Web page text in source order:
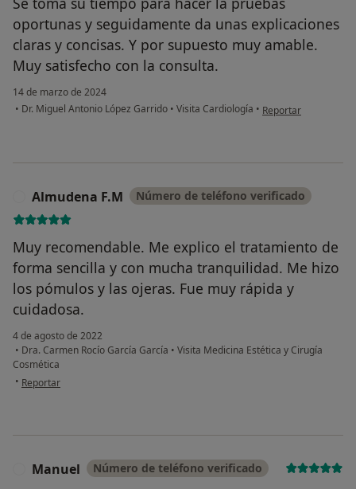
oportunas y seguidamente da unas explicaciones
claras y concisas. Y por supuesto muy amable.
Muy satisfecho con la consulta.
14 de marzo de 2024
• Dr. Miguel Antonio López Garrido • Visita Cardiología • en opinión del
Reportar
Almudena F.M Número de teléfono verificado
Muy recomendable. Me explico el tratamiento de
forma sencilla y con mucha tranquilidad. Me hizo
los pómulos y las ojeras. Fue muy rápida y
cuidadosa.
4 de agosto de 2022
• Dra. Carmen Rocío García García • Visita Medicina Estética y Cirugía
Cosmética
• en opinión del usuario Almudena F.M
Reportar
Manuel Número de teléfono verificado